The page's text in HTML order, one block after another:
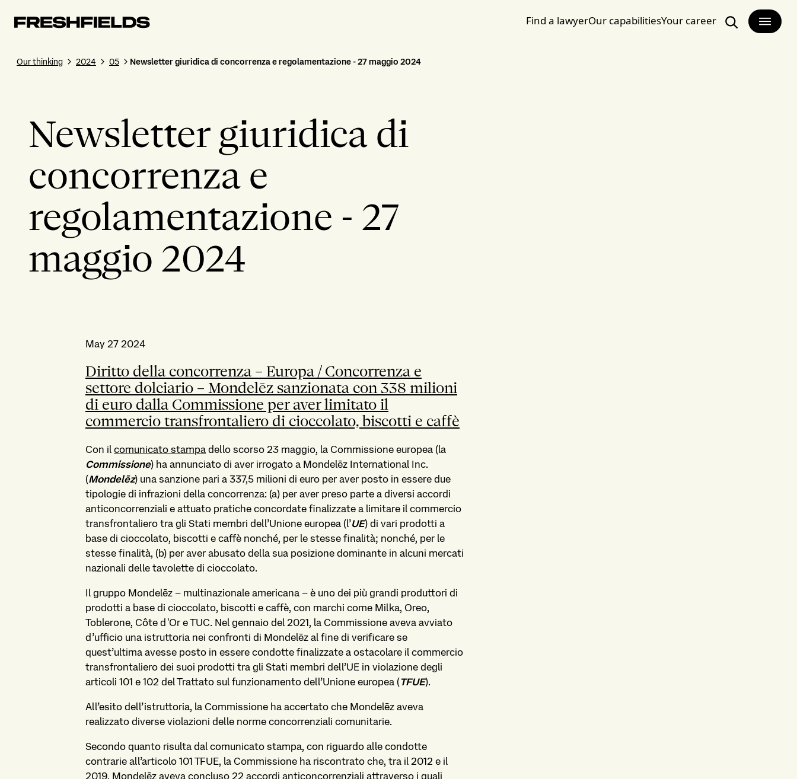
Find a lawyerOur capabilitiesYour career
Search
Our thinking 2024 05 Newsletter giuridica di concorrenza e regolamentazione - 27 maggio 2024
Newsletter giuridica di
concorrenza e
regolamentazione - 27
maggio 2024
May 27 2024
Diritto della concorrenza – Europa / Concorrenza e
settore dolciario – Mondelēz sanzionata con 338 milioni
di euro dalla Commissione per aver limitato il
commercio transfrontaliero di cioccolato, biscotti e caffè
Con il comunicato stampa dello scorso 23 maggio, la Commissione europea (la
Commissione) ha annunciato di aver irrogato a Mondelēz International Inc.
(Mondelēz) una sanzione pari a 337,5 milioni di euro per aver posto in essere due
tipologie di infrazioni della concorrenza: (a) per aver preso parte a diversi accordi
anticoncorrenziali e attuato pratiche concordate finalizzate a limitare il commercio
transfrontaliero tra gli Stati membri dell’Unione europea (l’UE) di vari prodotti a
base di cioccolato, biscotti e caffè nonché, per le stesse finalità; nonché, per le
stesse finalità, (b) per aver abusato della sua posizione dominante in alcuni mercati
nazionali delle tavolette di cioccolato.
Il gruppo Mondelēz – multinazionale americana – è uno dei più grandi produttori di
prodotti a base di cioccolato, biscotti e caffè, con marchi come Milka, Oreo,
Toblerone, Côte d'Or e TUC. Nel gennaio del 2021, la Commissione aveva avviato
d’ufficio una istruttoria nei confronti di Mondelēz al fine di verificare se
quest’ultima avesse posto in essere condotte finalizzate a ostacolare il commercio
transfrontaliero dei suoi prodotti tra gli Stati membri dell’UE in violazione degli
articoli 101 e 102 del Trattato sul funzionamento dell’Unione europea (TFUE).
All’esito dell’istruttoria, la Commissione ha accertato che Mondelēz aveva
realizzato diverse violazioni delle norme concorrenziali comunitarie.
Secondo quanto risulta dal comunicato stampa, con riguardo alle condotte
contrarie all’articolo 101 TFUE, la Commissione ha riscontrato che, tra il 2012 e il
2019, Mondelēz aveva concluso 22 accordi anticoncorrenziali attraverso i quali